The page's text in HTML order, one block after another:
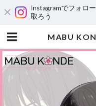
Instagramでフォロ
取ろう